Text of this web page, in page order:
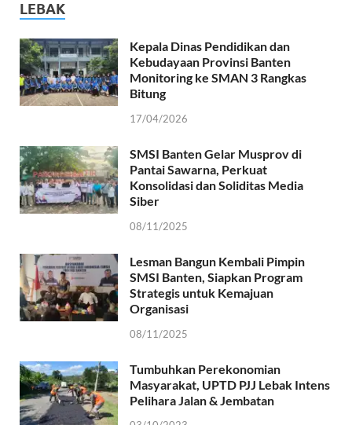
LEBAK
Kepala Dinas Pendidikan dan
Kebudayaan Provinsi Banten
Monitoring ke SMAN 3 Rangkas
Bitung
17/04/2026
SMSI Banten Gelar Musprov di
Pantai Sawarna, Perkuat
Konsolidasi dan Soliditas Media
Siber
08/11/2025
Lesman Bangun Kembali Pimpin
SMSI Banten, Siapkan Program
Strategis untuk Kemajuan
Organisasi
08/11/2025
Tumbuhkan Perekonomian
Masyarakat, UPTD PJJ Lebak Intens
Pelihara Jalan & Jembatan